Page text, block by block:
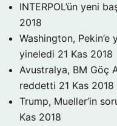
INTERPOL’ün yeni
2018
Washington, Pekin’e
yineledi 21 Kas 2018
Avustralya, BM Göç
reddetti 21 Kas 2018
Trump, Mueller’in
Kas 2018